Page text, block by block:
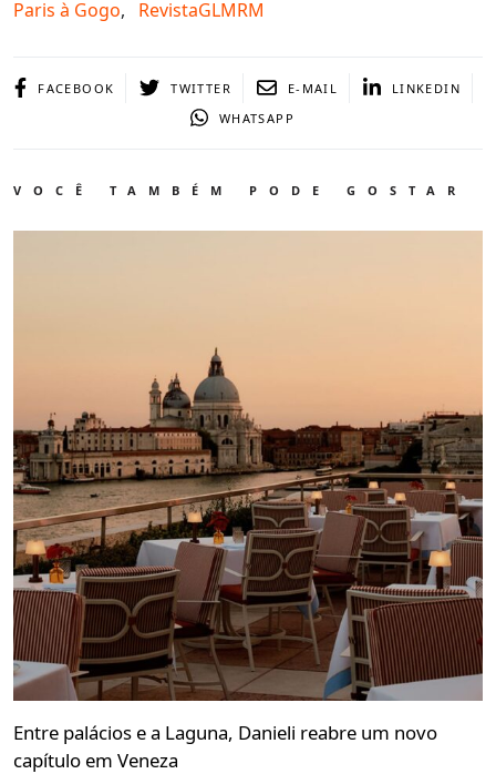
Paris à Gogo, RevistaGLMRM
FACEBOOK TWITTER E-MAIL
LINKEDIN
WHATSAPP
VOCÊ TAMBÉM PODE GOSTAR
Entre palácios e a Laguna, Danieli reabre um novo
capítulo em Veneza